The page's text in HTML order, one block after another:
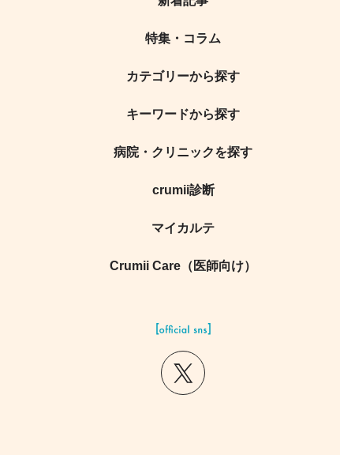
特集・コラム
カテゴリーから探す
キーワードから探す
病院・クリニックを探す
crumii診断
マイカルテ
Crumii Care（医師向け）